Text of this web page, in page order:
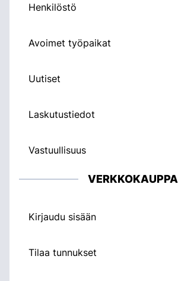
Henkilöstö
Avoimet työpaikat
Uutiset
Laskutustiedot
Vastuullisuus
VERKKOKAUPPA
Kirjaudu sisään
Tilaa tunnukset